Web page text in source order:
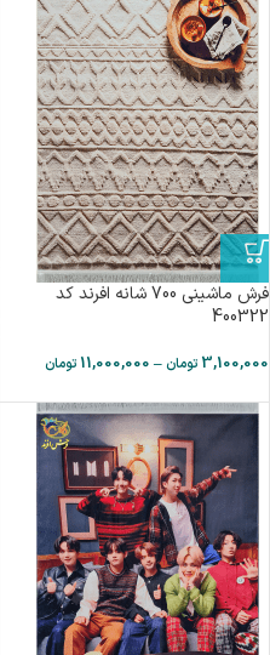
فرش ماشینی 700 شانه افرند كد
400322
3,100,000 تومان–
11,000,000 تومان